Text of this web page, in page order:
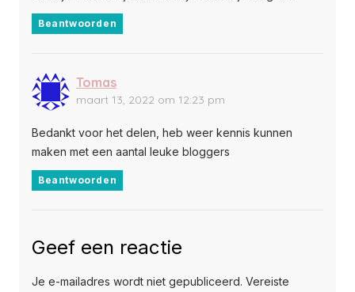
Beantwoorden
Tomas
maart 13, 2022 om 12:23 pm
Bedankt voor het delen, heb weer kennis kunnen
maken met een aantal leuke bloggers
Beantwoorden
Geef een reactie
Je e-mailadres wordt niet gepubliceerd. Vereiste